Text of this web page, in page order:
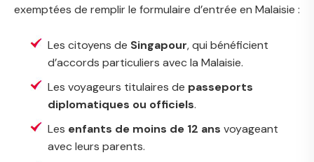
exemptées de remplir le formulaire d’entrée en Malaisie :
Les citoyens de Singapour, qui bénéficient
d’accords particuliers avec la Malaisie.
Les voyageurs titulaires de passeports
diplomatiques ou officiels.
Les enfants de moins de 12 ans voyageant
avec leurs parents.